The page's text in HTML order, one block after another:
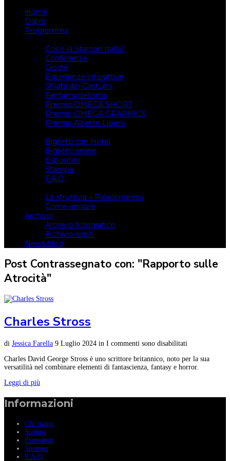
Home
Ospiti
Programma
Cos’è la Starcon Italia?
Conferenze
Giochi
Esperienze interattive
Sfilata dei Costumi
Fantamodellismo
Premio OMEGA SHORT
Premio OMEGA GRAPHICS
Premio Alberto Lisiero
Biglietti con Hotel
Biglietti online
Espositori
Stampa
F.A.Q.
La struttura – Palacongressi
Come arrivare
Archivio
Archivio fotografico
Archivio ospiti
News blog
Post Contrassegnato con: "Rapporto sulle
Atrocità"
Charles Stross
di Jessica Farella 9 Luglio 2024 in I commenti sono disabilitati
Charles David George Stross è uno scrittore britannico, noto per la sua
versatilità nel combinare elementi di fantascienza, fantasy e horror.
Leggi di più
Informazioni
Chi siamo
Stampa
Espositori
Sponsor
F.A.Q.